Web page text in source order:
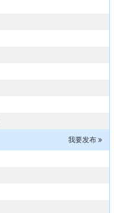
我要发布